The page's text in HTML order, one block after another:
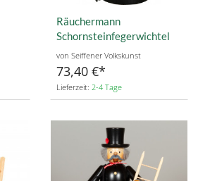
Räuchermann
Schornsteinfegerwichtel
von Seiffener Volkskunst
73,40 €
Lieferzeit: 2-4 Tage